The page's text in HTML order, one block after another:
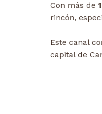
Con más de
rincón,
Este canal
capital de